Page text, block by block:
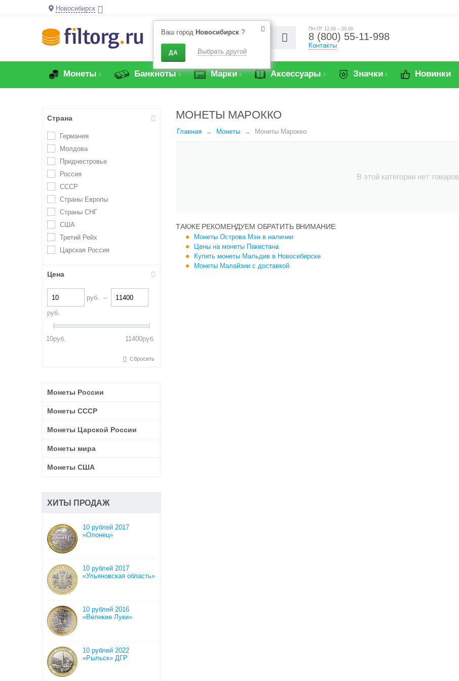
Новосибирск
Ваш город Новосибирск ?
ДА Выбрать другой
ПН-ПТ 12.00 – 20.00
8 (800) 55-11-998
Контакты
Монеты Банкноты Марки Аксессуары Значки Новинки
МОНЕТЫ МАРОККО
Главная Монеты Монеты Марокко
В этой категории нет товаров
ТАКЖЕ РЕКОМЕНДУЕМ ОБРАТИТЬ ВНИМАНИЕ:
Монеты Острова Мэн в наличии
Цены на монеты Пакистана
Купить монеты Мальдив в Новосибирске
Монеты Малайзии с доставкой
Страна
Германия
Молдова
Приднестровье
Россия
СССР
Страны Европы
Страны СНГ
США
Третий Рейх
Царская Россия
Цена
руб. –
руб.
10руб. 11400руб.
Сбросить
Монеты России
Монеты СССР
Монеты Царской России
Монеты мира
Монеты США
ХИТЫ ПРОДАЖ
10 рублей 2017
«Олонец»
10 рублей 2017
«Ульяновская область»
10 рублей 2016
«Великие Луки»
10 рублей 2022
«Рыльск» ДГР